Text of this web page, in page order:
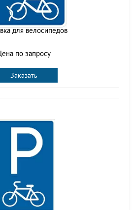
для велосипедов
по запросу
Заказать